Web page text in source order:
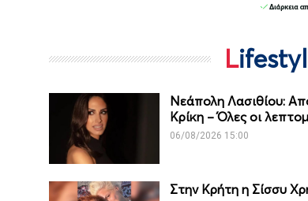
Νεάπολη Λασιθίου:
Κρίκη – Όλες οι
06/08/2026 15:00
Στην Κρήτη η Σίσσυ